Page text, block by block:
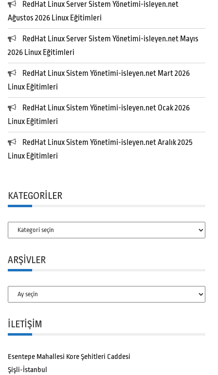
RedHat Linux Server Sistem Yönetimi-isleyen.net
Ağustos 2026 Linux Eğitimleri
RedHat Linux Server Sistem Yönetimi-isleyen.net Mayıs
2026 Linux Eğitimleri
RedHat Linux Sistem Yönetimi-isleyen.net Mart 2026
Linux Eğitimleri
RedHat Linux Sistem Yönetimi-isleyen.net Ocak 2026
Linux Eğitimleri
RedHat Linux Sistem Yönetimi-isleyen.net Aralık 2025
Linux Eğitimleri
KATEGORILER
Kategoriler
ARŞIVLER
Arşivler
İLETİŞİM
Esentepe Mahallesi Kore Şehitleri Caddesi
Şişli-İstanbul